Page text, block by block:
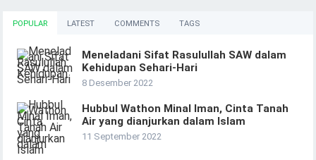
POPULAR LATEST COMMENTS TAGS
Meneladani Sifat Rasulullah SAW dalam
Kehidupan Sehari-Hari
8 Desember 2022
Hubbul Wathon Minal Iman, Cinta Tanah
Air yang dianjurkan dalam Islam
11 September 2022